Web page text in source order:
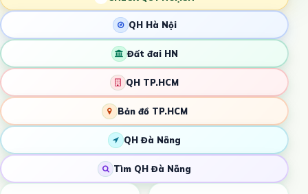
QH Hà Nội
Đất đai HN
QH TP.HCM
Bản đồ TP.HCM
QH Đà Nẵng
Tìm QH Đà Nẵng